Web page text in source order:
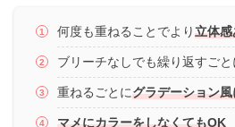
何度も重ねることでより立体
ブリーチなしでも繰り返すごと
重ねるごとにグラデーション風
マメにカラーをしなくてもOK